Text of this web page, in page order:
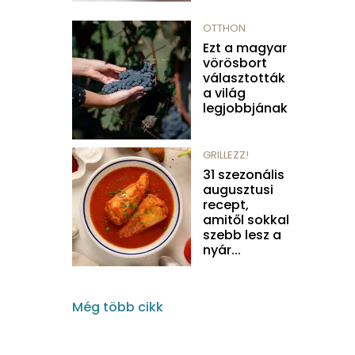
OTTHON
Ezt a magyar
vörösbort
választották
a világ
legjobbjának
GRILLEZZ!
31 szezonális
augusztusi
recept,
amitől sokkal
szebb lesz a
nyár...
Még több cikk